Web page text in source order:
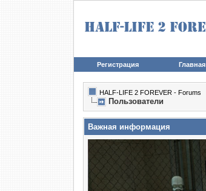
Регистрация Главная
HALF-LIFE 2 FOREVER - Forums
Пользователи
Важная информация